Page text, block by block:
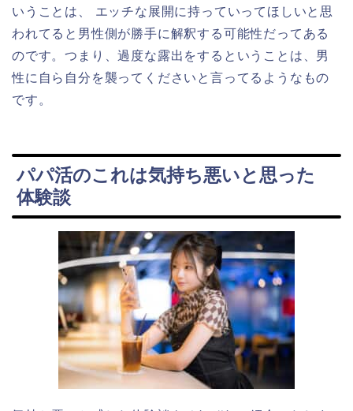
いうことは、 エッチな展開に持っていってほしいと思
われてると男性側が勝手に解釈する可能性だってある
のです。つまり、過度な露出をするということは、男
性に自ら自分を襲ってくださいと言ってるようなもの
です。
パパ活のこれは気持ち悪いと思った
体験談